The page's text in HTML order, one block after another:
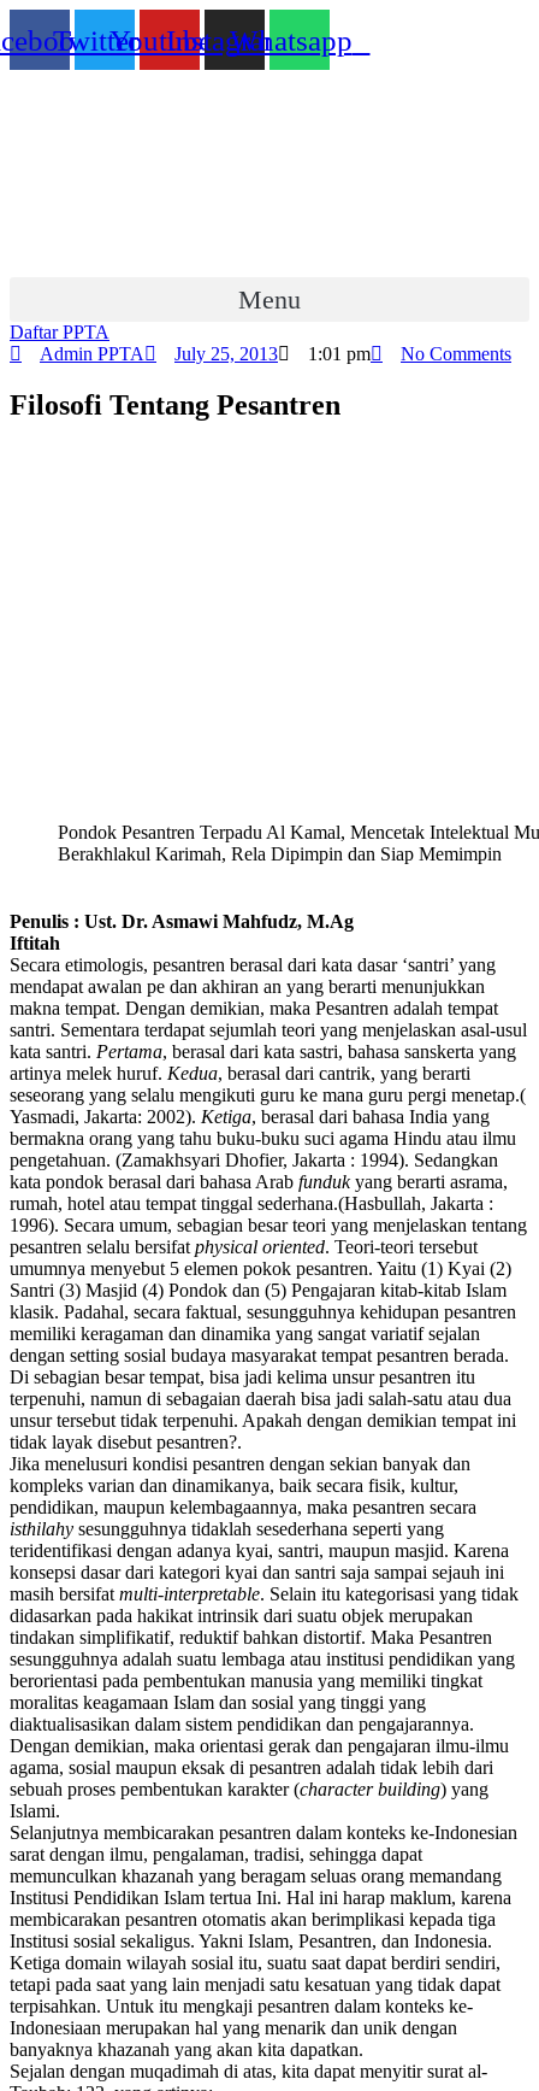
to
content
TwitterYoutubeInstagramWhatsapp
Menu
Daftar PPTA
Admin PPTA
July 25, 2013 1:01 pm No Comments
Filosofi Tentang Pesantren
Pondok Pesantren Terpadu Al Kamal, Mencetak Intelektual
Berakhlakul Karimah, Rela Dipimpin dan Siap Memimpin
Penulis : Ust. Dr. Asmawi Mahfudz, M.Ag
Iftitah
Secara etimologis, pesantren berasal dari kata dasar ‘santri’ yang
mendapat awalan pe dan akhiran an yang berarti menunjukkan
makna tempat. Dengan demikian, maka Pesantren adalah tempat
santri. Sementara terdapat sejumlah teori yang menjelaskan asal-usul
kata santri. Pertama, berasal dari kata sastri, bahasa sanskerta yang
artinya melek huruf. Kedua, berasal dari cantrik, yang berarti
seseorang yang selalu mengikuti guru ke mana guru pergi menetap.(
Yasmadi, Jakarta: 2002). Ketiga, berasal dari bahasa India yang
bermakna orang yang tahu buku-buku suci agama Hindu atau ilmu
pengetahuan. (Zamakhsyari Dhofier, Jakarta : 1994). Sedangkan
kata pondok berasal dari bahasa Arab fundukyang berarti asrama,
rumah, hotel atau tempat tinggal sederhana.(Hasbullah, Jakarta :
1996). Secara umum, sebagian besar teori yang menjelaskan tentang
pesantren selalu bersifat physical oriented. Teori-teori tersebut
umumnya menyebut 5 elemen pokok pesantren. Yaitu (1) Kyai (2)
Santri (3) Masjid (4) Pondok dan (5) Pengajaran kitab-kitab Islam
klasik. Padahal, secara faktual, sesungguhnya kehidupan pesantren
memiliki keragaman dan dinamika yang sangat variatif sejalan
dengan setting sosial budaya masyarakat tempat pesantren berada.
Di sebagian besar tempat, bisa jadi kelima unsur pesantren itu
terpenuhi, namun di sebagaian daerah bisa jadi salah-satu atau dua
unsur tersebut tidak terpenuhi. Apakah dengan demikian tempat ini
tidak layak disebut pesantren?.
Jika menelusuri kondisi pesantren dengan sekian banyak dan
kompleks varian dan dinamikanya, baik secara fisik, kultur,
pendidikan, maupun kelembagaannya, maka pesantren secara
isthilahy sesungguhnya tidaklah sesederhana seperti yang
teridentifikasi dengan adanya kyai, santri, maupun masjid. Karena
konsepsi dasar dari kategori kyai dan santri saja sampai sejauh ini
masih bersifat multi-interpretable. Selain itu kategorisasi yang tidak
didasarkan pada hakikat intrinsik dari suatu objek merupakan
tindakan simplifikatif, reduktif bahkan distortif. Maka Pesantren
sesungguhnya adalah suatu lembaga atau institusi pendidikan yang
berorientasi pada pembentukan manusia yang memiliki tingkat
moralitas keagamaan Islam dan sosial yang tinggi yang
diaktualisasikan dalam sistem pendidikan dan pengajarannya.
Dengan demikian, maka orientasi gerak dan pengajaran ilmu-ilmu
agama, sosial maupun eksak di pesantren adalah tidak lebih dari
sebuah proses pembentukan karakter (character building) yang
Islami.
Selanjutnya membicarakan pesantren dalam konteks ke-Indonesian
sarat dengan ilmu, pengalaman, tradisi, sehingga dapat
memunculkan khazanah yang beragam seluas orang memandang
Institusi Pendidikan Islam tertua Ini. Hal ini harap maklum, karena
membicarakan pesantren otomatis akan berimplikasi kepada tiga
Institusi sosial sekaligus. Yakni Islam, Pesantren, dan Indonesia.
Ketiga domain wilayah sosial itu, suatu saat dapat berdiri sendiri,
tetapi pada saat yang lain menjadi satu kesatuan yang tidak dapat
terpisahkan. Untuk itu mengkaji pesantren dalam konteks ke-
Indonesiaan merupakan hal yang menarik dan unik dengan
banyaknya khazanah yang akan kita dapatkan.
Sejalan dengan muqadimah di atas, kita dapat menyitir surat al-